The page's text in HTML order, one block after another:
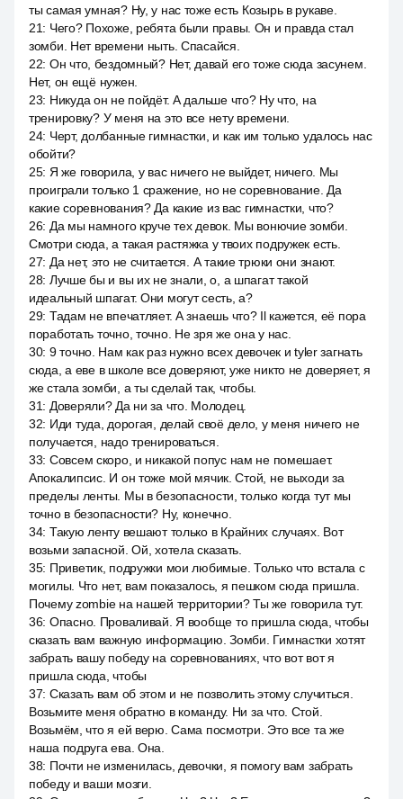
ты самая умная? Ну, у нас тоже есть Козырь в рукаве.
21: Чего? Похоже, ребята были правы. Он и правда стал
зомби. Нет времени ныть. Спасайся.
22: Он что, бездомный? Нет, давай его тоже сюда засунем.
Нет, он ещё нужен.
23: Никуда он не пойдёт. А дальше что? Ну что, на
тренировку? У меня на это все нету времени.
24: Черт, долбанные гимнастки, и как им только удалось нас
обойти?
25: Я же говорила, у вас ничего не выйдет, ничего. Мы
проиграли только 1 сражение, но не соревнование. Да
какие соревнования? Да какие из вас гимнастки, что?
26: Да мы намного круче тех девок. Мы вонючие зомби.
Смотри сюда, а такая растяжка у твоих подружек есть.
27: Да нет, это не считается. А такие трюки они знают.
28: Лучше бы и вы их не знали, о, а шпагат такой
идеальный шпагат. Они могут сесть, а?
29: Тадам не впечатляет. А знаешь что? Il кажется, её пора
поработать точно, точно. Не зря же она у нас.
30: 9 точно. Нам как раз нужно всех девочек и tyler загнать
сюда, а еве в школе все доверяют, уже никто не доверяет, я
же стала зомби, а ты сделай так, чтобы.
31: Доверяли? Да ни за что. Молодец.
32: Иди туда, дорогая, делай своё дело, у меня ничего не
получается, надо тренироваться.
33: Совсем скоро, и никакой попус нам не помешает.
Апокалипсис. И он тоже мой мячик. Стой, не выходи за
пределы ленты. Мы в безопасности, только когда тут мы
точно в безопасности? Ну, конечно.
34: Такую ленту вешают только в Крайних случаях. Вот
возьми запасной. Ой, хотела сказать.
35: Приветик, подружки мои любимые. Только что встала с
могилы. Что нет, вам показалось, я пешком сюда пришла.
Почему zombie на нашей территории? Ты же говорила тут.
36: Опасно. Проваливай. Я вообще то пришла сюда, чтобы
сказать вам важную информацию. Зомби. Гимнастки хотят
забрать вашу победу на соревнованиях, что вот вот я
пришла сюда, чтобы
37: Сказать вам об этом и не позволить этому случиться.
Возьмите меня обратно в команду. Ни за что. Стой.
Возьмём, что я ей верю. Сама посмотри. Это все та же
наша подруга ева. Она.
38: Почти не изменилась, девочки, я помогу вам забрать
победу и ваши мозги.